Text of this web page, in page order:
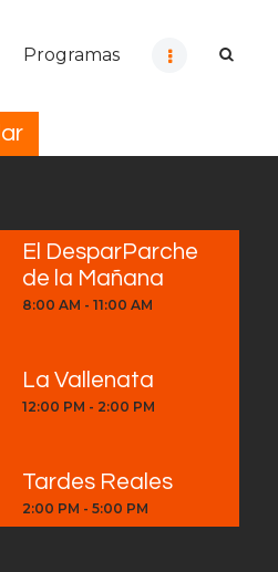
Programas
El DesparParche
de la Mañana
8:00 AM -11:00 AM
La Vallenata
12:00 PM - 2:00 PM
Tardes Reales
2:00 PM -5:00 PM